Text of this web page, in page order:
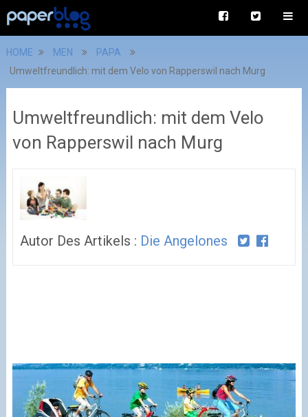
HOME MEN
PAPA
Umweltfreundlich: mit dem Velo von Rapperswil nach Murg
Umweltfreundlich: mit dem Velo
von Rapperswil nach Murg
Autor Des Artikels : Die Angelones